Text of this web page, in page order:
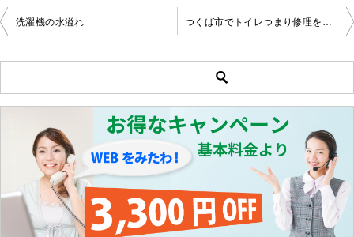
投
稿
ビ
ゲ
ー
シ
洗濯機の水溢れ